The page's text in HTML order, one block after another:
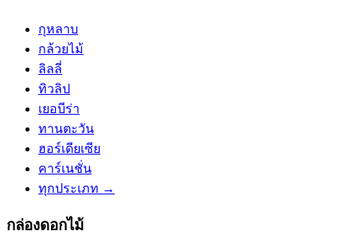
กุหลาบ
กล้วยไม้
ลิลลี่
ทิวลิป
เยอบีร่า
ทานตะวัน
ฮอร์เดียเซีย
คาร์เนชั่น
ทุกประเภท →
กล่องดอกไม้